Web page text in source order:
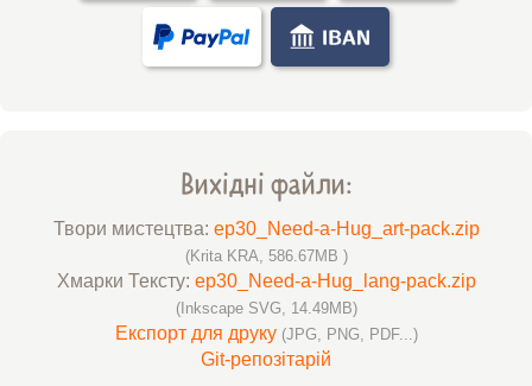
Вихідні файли:
Твори мистецтва: ep30_Need-a-Hug_art-pack.zip
(Krita KRA, 586.67MB )
Хмарки Тексту: ep30_Need-a-Hug_lang-pack.zip
(Inkscape SVG, 14.49MB)
Експорт для друку (JPG, PNG, PDF...)
Git-репозітарій